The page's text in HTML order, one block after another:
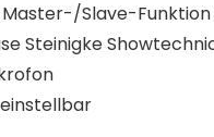
Slave-
Steinigke